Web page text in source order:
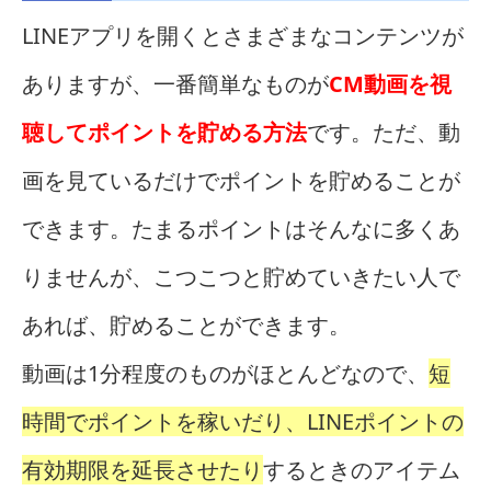
LINEアプリを開くとさまざまなコンテンツが
ありますが、一番簡単なものがCM動画を視
聴してポイントを貯める方法です。ただ、動
画を見ているだけでポイントを貯めることが
できます。たまるポイントはそんなに多くあ
りませんが、こつこつと貯めていきたい人で
あれば、貯めることができます。
動画は1分程度のものがほとんどなので、 短
時間でポイントを稼いだり、LINEポイントの
有効期限を延長させたりするときのアイテム